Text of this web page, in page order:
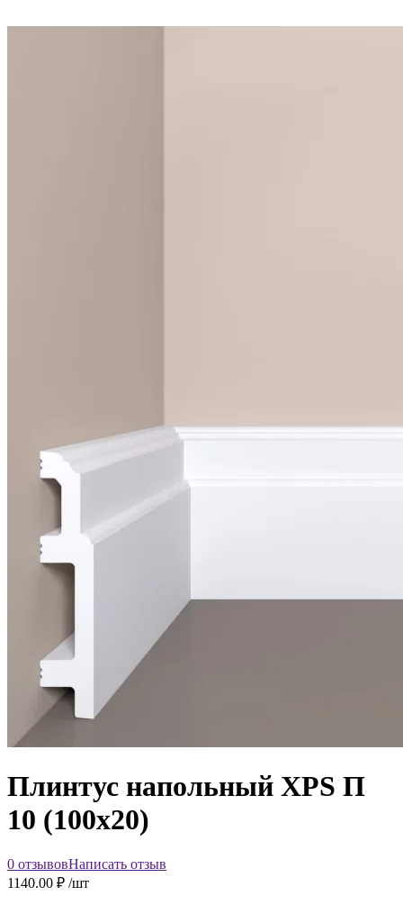
Плинтус напольный XPS П
10 (100х20)
0 отзывовНаписать отзыв
1140.00 ₽ /шт